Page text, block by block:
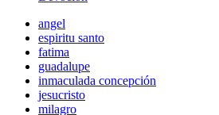
angel
espiritu santo
fatima
guadalupe
inmaculada concepción
jesucristo
milagro